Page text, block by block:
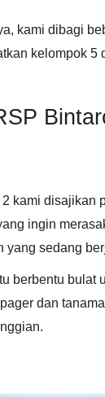
kami dibagi
kelompok 5
kami disajikan
ingin
yang sedang
berbentu bulat
dan